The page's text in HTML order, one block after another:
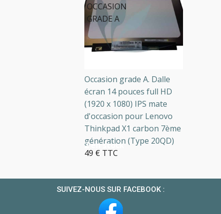
OCCASION
GRADE A
2 en stock
Occasion grade A. Dalle
écran 14 pouces full HD
(1920 x 1080) IPS mate
d'occasion pour Lenovo
Thinkpad X1 carbon 7ème
génération (Type 20QD)
49 € TTC
SUIVEZ-NOUS SUR FACEBOOK :